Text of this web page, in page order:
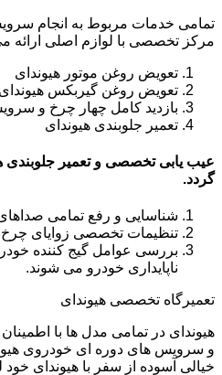
تمامی خدمات مربوط به انجام
مرکز تخصصی با لوازم اصلی ارائه
تعویض روغن موتور هیوندای
تعویض روغن گیربکس هیوندای
بازدید کامل چهار چرخ و
تعمیر جلوبندی هیوندای
عیب یابی تخصصی و تعمیر جلوبندی
گردد.
شناسایی و رفع تمامی
تنظیمات تخصصی زوایای
بررسی عوامل گیج کننده
ناپایداری خودرو می شوند.
تعمیرگاه تخصصی هیوندای
هیوندای در تمامی مدل ها با
و سرویس های دوره ای خودروی
خیالی آسوده از سفر با هیوندای خود